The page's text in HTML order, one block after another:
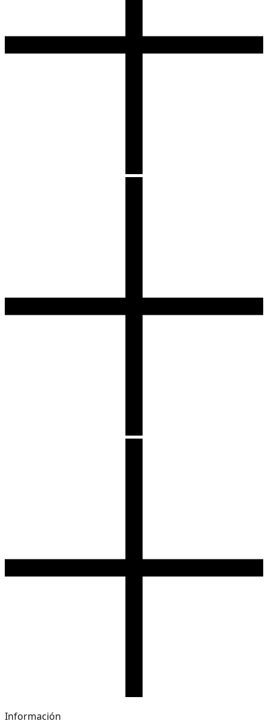
Información